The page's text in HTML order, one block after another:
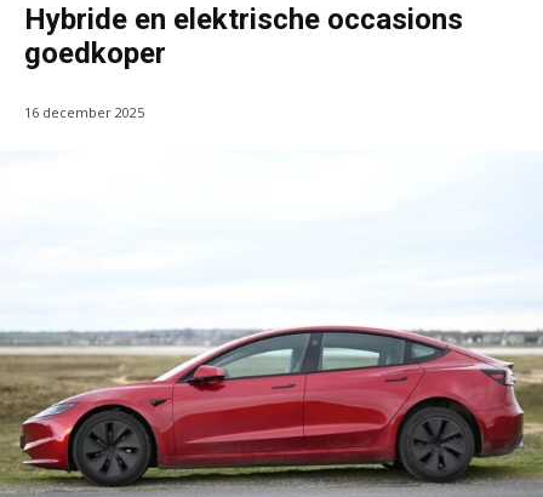
Hybride en elektrische occasions
goedkoper
16 december 2025